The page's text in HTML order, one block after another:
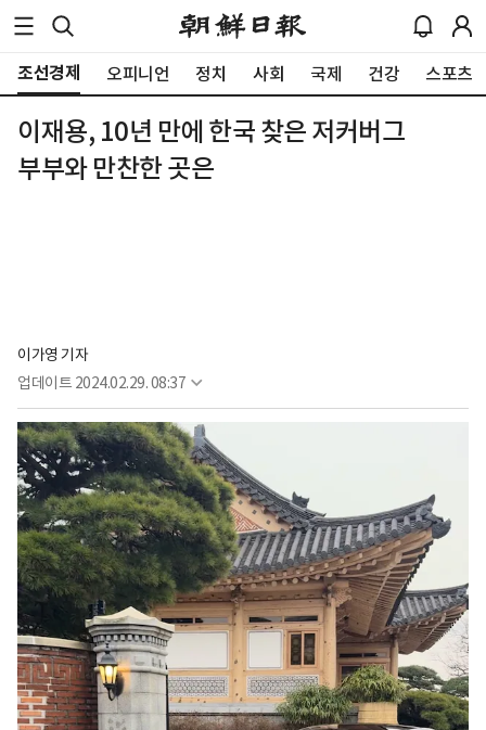
조선경제 오피니언 정치 사회 국제 건강 스포츠
이재용, 10년 만에 한국 찾은 저커버그
부부와 만찬한 곳은
이가영 기자
업데이트 2024.02.29. 08:37